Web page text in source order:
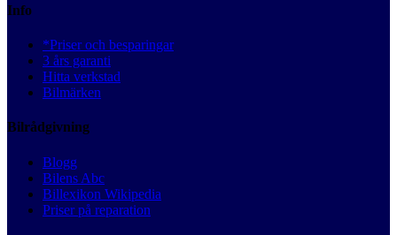
Info
*Priser och besparingar
3 års garanti
Hitta verkstad
Bilmärken
Bilrådgivning
Blogg
Bilens Abc
Billexikon Wikipedia
Priser på reparation